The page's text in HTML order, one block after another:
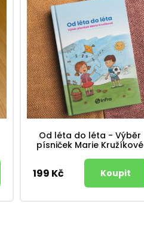
Od léta do léta - Výběr
písniček Marie Kružíkové
199 Kč